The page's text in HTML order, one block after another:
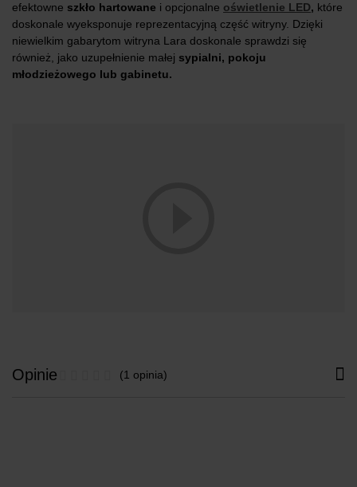
efektowne szkło hartowane i opcjonalne oświetlenie LED, które
doskonale wyeksponuje reprezentacyjną część witryny. Dzięki
niewielkim gabarytom witryna Lara doskonale sprawdzi się
również, jako uzupełnienie małej sypialni, pokoju
młodzieżowego lub gabinetu.
Opinie (1 opinia)